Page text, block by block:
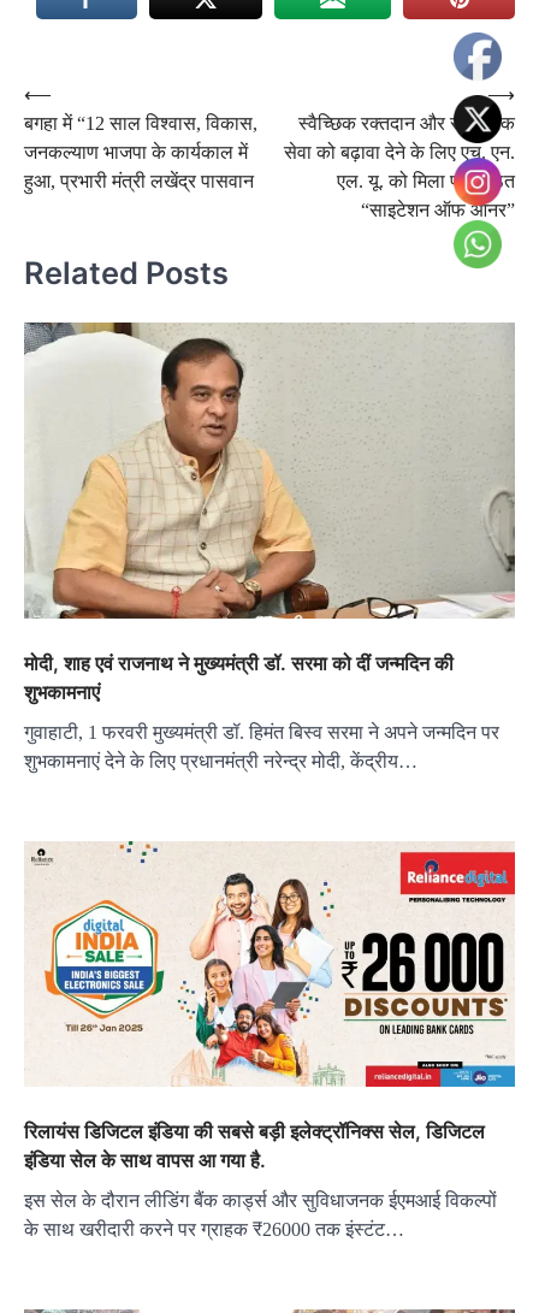
Post
navigation
⟵
बगहा में “12 साल विश्वास, विकास,
जनकल्याण भाजपा के कार्यकाल में
हुआ, प्रभारी मंत्री लखेंद्र पासवान
स्वैच्छिक रक्तदान और सामाजिक
सेवा को बढ़ावा देने के लिए एच. एन.
एल. यू. को मिला प्रतिष्ठित
“साइटेशन ऑफ ऑनर”
⟶
Related Posts
मोदी, शाह एवं राजनाथ ने मुख्यमंत्री डॉ. सरमा को दीं जन्मदिन की
शुभकामनाएं
गुवाहाटी, 1 फरवरी मुख्यमंत्री डॉ. हिमंत बिस्व सरमा ने अपने जन्मदिन पर
शुभकामनाएं देने के लिए प्रधानमंत्री नरेन्द्र मोदी, केंद्रीय…
रिलायंस डिजिटल इंडिया की सबसे बड़ी इलेक्ट्रॉनिक्स सेल, डिजिटल
इंडिया सेल के साथ वापस आ गया है.
इस सेल के दौरान लीडिंग बैंक कार्ड्स और सुविधाजनक ईएमआई विकल्पों
के साथ खरीदारी करने पर ग्राहक ₹26000 तक इंस्टंट…